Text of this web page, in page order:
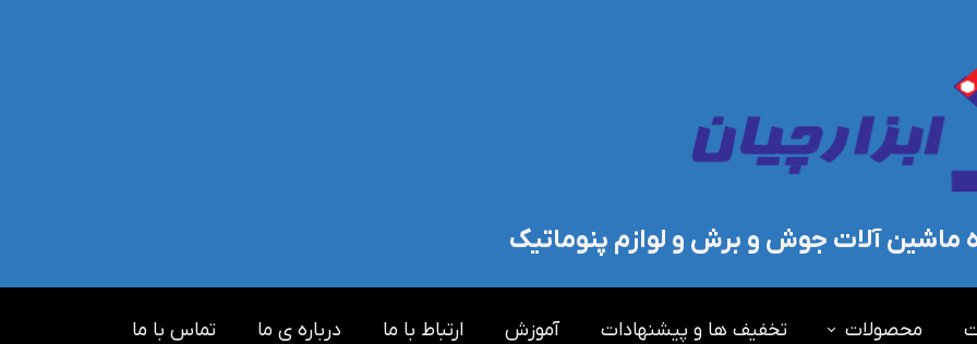
محصولات تخفیف ها و پیشنهادات آموزش ارتباط با ما درباره ی ما تماس با ما
ماشین آلات جوش و برش و لوازم پنوماتیک